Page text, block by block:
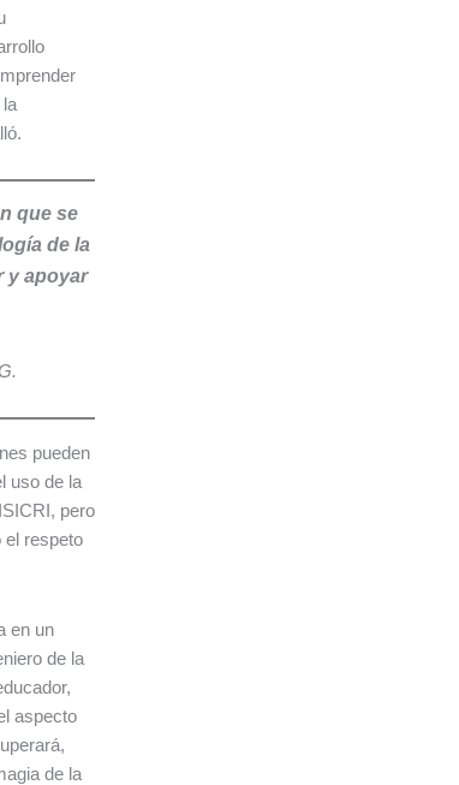
que se
de la
y apoyar
pueden
uso de la
pero
el respeto
en un
de la
aspecto
de la